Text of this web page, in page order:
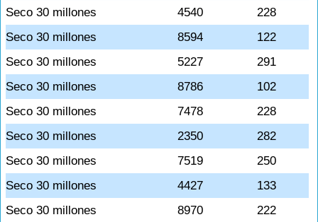
Seco 30 millones
4540
228
Seco 30 millones
8594
122
Seco 30 millones
5227
291
Seco 30 millones
8786
102
Seco 30 millones
7478
228
Seco 30 millones
2350
282
Seco 30 millones
7519
250
Seco 30 millones
4427
133
Seco 30 millones
8970
222